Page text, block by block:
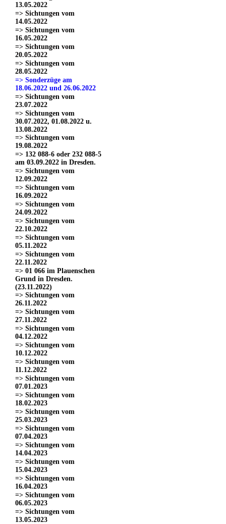
13.05.2022
=> Sichtungen vom
14.05.2022
=> Sichtungen vom
16.05.2022
=> Sichtungen vom
20.05.2022
=> Sichtungen vom
28.05.2022
=> Sonderzüge am
18.06.2022 und 26.06.2022
=> Sichtungen vom
23.07.2022
=> Sichtungen vom
30.07.2022, 01.08.2022 u.
13.08.2022
=> Sichtungen vom
19.08.2022
=> 132 088-6 oder 232 088-5
am 03.09.2022 in Dresden.
=> Sichtungen vom
12.09.2022
=> Sichtungen vom
16.09.2022
=> Sichtungen vom
24.09.2022
=> Sichtungen vom
22.10.2022
=> Sichtungen vom
05.11.2022
=> Sichtungen vom
22.11.2022
=> 01 066 im Plauenschen
Grund in Dresden.
(23.11.2022)
=> Sichtungen vom
26.11.2022
=> Sichtungen vom
27.11.2022
=> Sichtungen vom
04.12.2022
=> Sichtungen vom
10.12.2022
=> Sichtungen vom
11.12.2022
=> Sichtungen vom
07.01.2023
=> Sichtungen vom
18.02.2023
=> Sichtungen vom
25.03.2023
=> Sichtungen vom
07.04.2023
=> Sichtungen vom
14.04.2023
=> Sichtungen vom
15.04.2023
=> Sichtungen vom
16.04.2023
=> Sichtungen vom
06.05.2023
=> Sichtungen vom
13.05.2023